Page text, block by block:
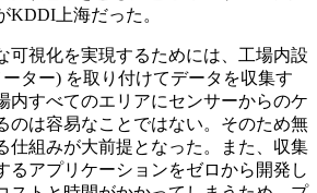
KDDI上海だった。
可視化を実現するためには、工場内設
ター) を取り付けてデータを収集す
内すべてのエリアにセンサーからのケ
のは容易なことではない。そのため無
仕組みが大前提となった。また、収集
るアプリケーションをゼロから開発し